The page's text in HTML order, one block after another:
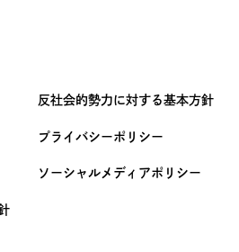
反社会的勢力に対する基本方針
プライバシーポリシー
ソーシャルメディアポリシー